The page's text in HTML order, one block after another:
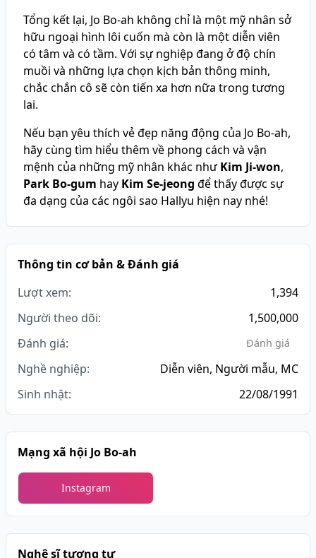
Tổng kết lại, Jo Bo-ah không chỉ là một mỹ nhân sở
hữu ngoại hình lôi cuốn mà còn là một diễn viên
có tâm và có tầm. Với sự nghiệp đang ở độ chín
muồi và những lựa chọn kịch bản thông minh,
chắc chắn cô sẽ còn tiến xa hơn nữa trong tương
lai.
Nếu bạn yêu thích vẻ đẹp năng động của Jo Bo-ah,
hãy cùng tìm hiểu thêm về phong cách và vận
mệnh của những mỹ nhân khác nhưKim Ji-won,
Park Bo-gum hay Kim Se-jeong để thấy được sự
đa dạng của các ngôi sao Hallyu hiện nay nhé!
Thông tin cơ bản & Đánh giá
Lượt xem:
1,394
Người theo dõi:
1,500,000
Đánh giá:
Đánh giá
Nghề nghiệp:
Diễn viên, Người mẫu, MC
Sinh nhật:
22/08/1991
Mạng xã hội Jo Bo-ah
Instagram
Nghệ sĩ tương tự